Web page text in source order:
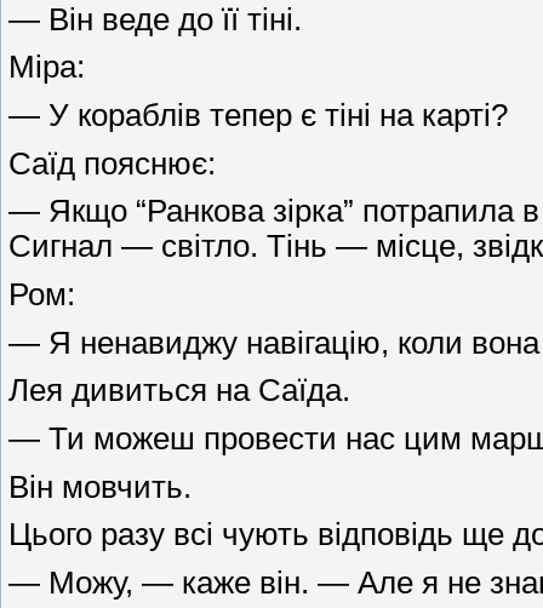
— Він веде до її тіні.
Міра:
— У кораблів тепер є тіні на карті?
Саїд пояснює:
— Якщо “Ранкова зірка” потрапила в
Сигнал — світло. Тінь — місце,
Ром:
— Я ненавиджу навігацію, коли вона
Лея дивиться на Саїда.
— Ти можеш провести нас цим
Він мовчить.
Цього разу всі чують відповідь ще
— Можу, — каже він. — Але я не